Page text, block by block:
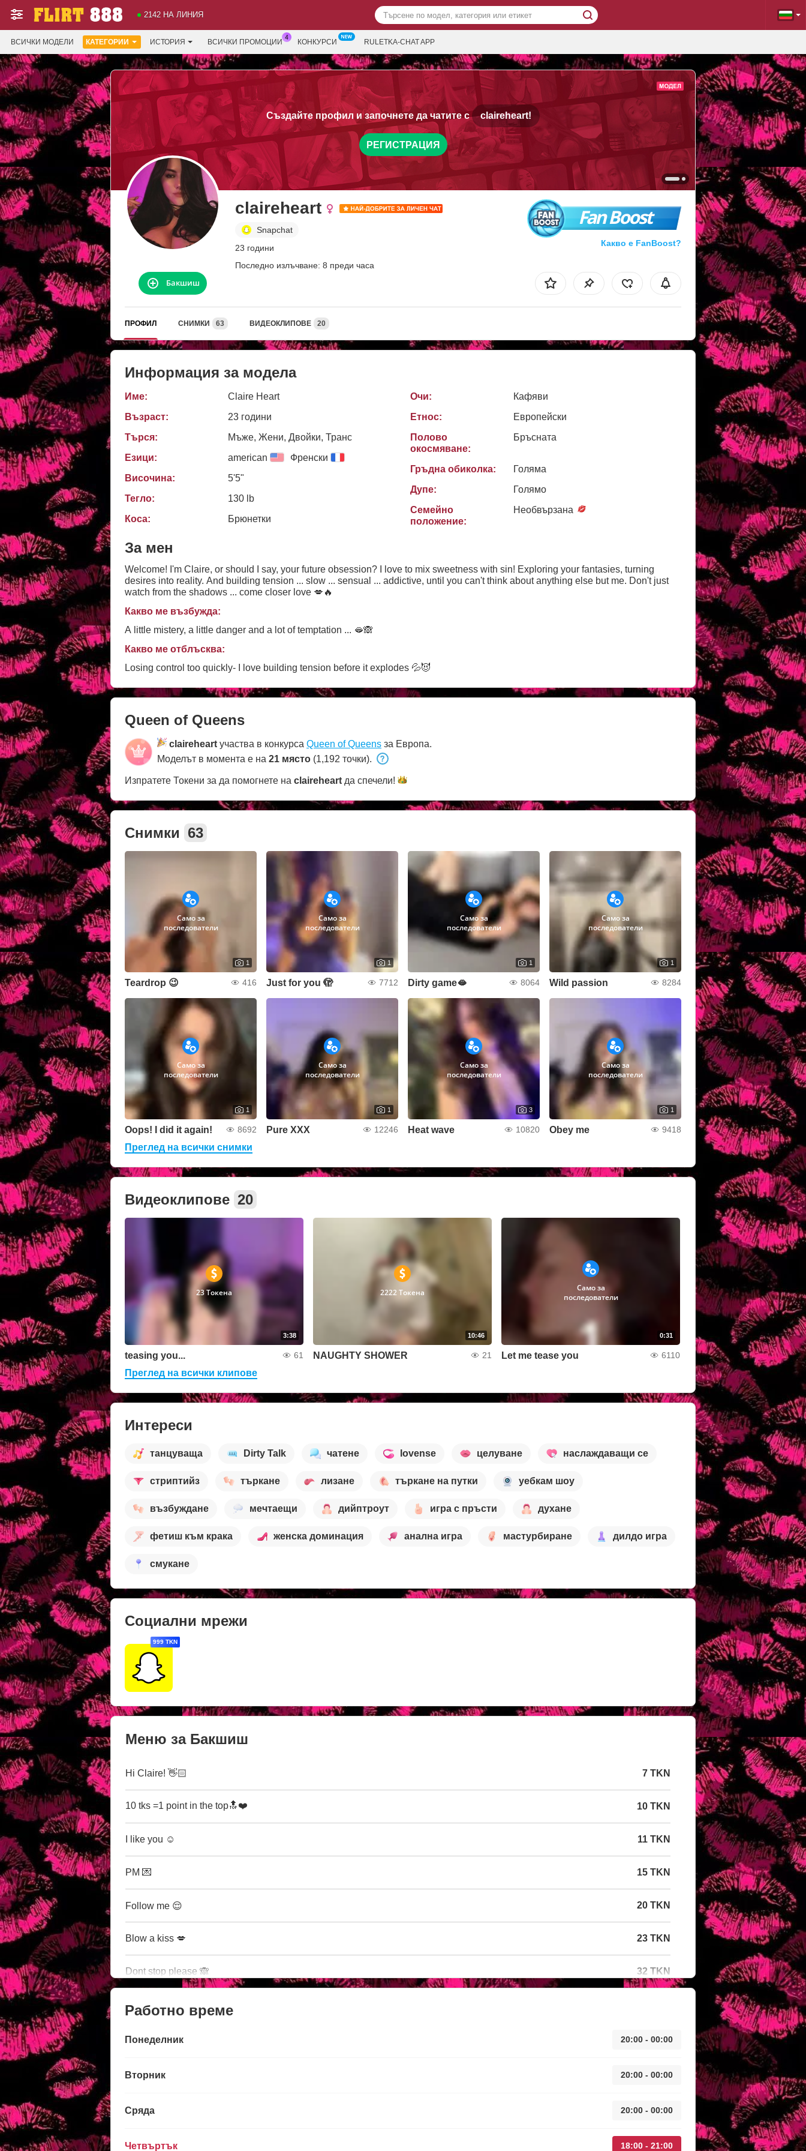
2142 НА ЛИНИЯ
ВСИЧКИ МОДЕЛИ КАТЕГОРИИ ИСТОРИЯ ВСИЧКИ ПРОМОЦИИ КОНКУРСИ RULETKA-CHAT APP
Създайте профил и започнете да чатите с claireheart!
РЕГИСТРАЦИЯ
claireheart
Snapchat
23 години
Последно излъчване: 8 преди часа
Fan Boost
Какво е FanBoost?
Бакшиш
ПРОФИЛ СНИМКИ 63 ВИДЕОКЛИПОВЕ 20
Информация за модела
Име:
Claire Heart
Възраст:
23 години
Търся:
Мъже, Жени, Двойки, Транс
Езици:
american Френски
Височина:
5'5"
Тегло:
130 lb
Коса:
Брюнетки
Очи:
Кафяви
Етнос:
Европейски
Полово
окосмяване:
Бръсната
Гръдна обиколка:
Голяма
Дупе:
Голямо
Семейно
положение:
Необвързана
За мен
Welcome! I'm Claire, or should I say, your future obsession? I love to mix sweetness with sin! Exploring your fantasies, turning
desires into reality. And building tension ... slow ... sensual ... addictive, until you can't think about anything else but me. Don't just
watch from the shadows ... come closer love 💋🔥
Какво ме възбужда:
A little mistery, a little danger and a lot of temptation ... 🫦🙈
Какво ме отблъсква:
Losing control too quickly- I love building tension before it explodes 💦😈
Queen of Queens
claireheart участва в конкурса Queen of Queens за Европа.
Моделът в момента е на 21 място (1,192 точки).
Изпратете Токени за да помогнете на claireheart да спечели!
Снимки 63
Само за
последователи
1
Teardrop 😉 416
Само за
последователи
1
Just for you 🫣 7712
Само за
последователи
1
Dirty game🫦 8064
Само за
последователи
1
Wild passion 8284
Само за
последователи
1
Oops! I did it again! 8692
Само за
последователи
1
Pure XXX 12246
Само за
последователи
3
Heat wave 10820
Само за
последователи
1
Obey me 9418
Преглед на всички снимки
Видеоклипове 20
3:38
23 Токена
teasing you... 61
10:46
2222 Токена
NAUGHTY SHOWER 21
0:31
Само за
последователи
Let me tease you 6110
Преглед на всички клипове
Интереси
танцуваща Dirty Talk чатене lovense целуване наслаждаващи се
стриптийз търкане лизане търкане на путки уебкам шоу
възбуждане мечтаещи дийптроут игра с пръсти духане
фетиш към крака женска доминация анална игра мастурбиране дилдо игра
смукане
Социални мрежи
999 TKN
Меню за Бакшиш
Hi Claire! 👋🏻 7 TKN
10 tks =1 point in the top🔝❤️ 10 TKN
I like you ☺️ 11 TKN
PM 💌 15 TKN
Follow me 😌 20 TKN
Blow a kiss 💋 23 TKN
Dont stop please 🙈 32 TKN
Работно време
Понеделник 20:00 - 00:00
Вторник 20:00 - 00:00
Сряда 20:00 - 00:00
Четвъртък 18:00 - 21:00